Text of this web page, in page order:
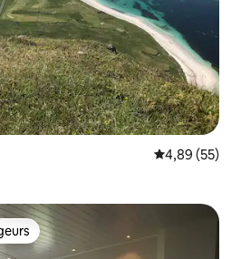
Évaluation
4,89 (55)
les plus appréciés